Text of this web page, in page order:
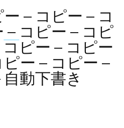
– コピー – コピ
ピー – コピー
ー – コピー –
動下書き